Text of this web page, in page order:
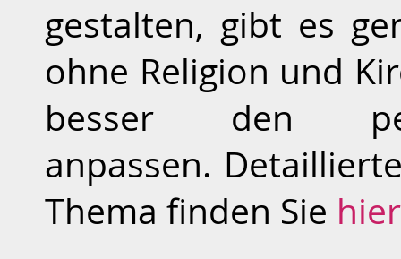
gestalten, gibt es
ohne Religion und
besser den
anpassen.
Thema finden Sie hier